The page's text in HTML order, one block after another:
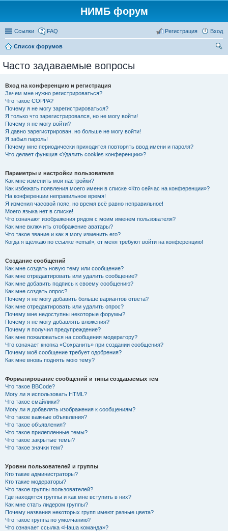
НИМБ форум
Ссылки FAQ Вход
Регистрация
Список форумов
Часто задаваемые вопросы
Вход на конференцию и регистрация
Зачем мне нужно регистрироваться?
Что такое COPPA?
Почему я не могу зарегистрироваться?
Я только что зарегистрировался, но не могу войти!
Почему я не могу войти?
Я давно зарегистрирован, но больше не могу войти!
Я забыл пароль!
Почему мне периодически приходится повторять ввод имени и пароля?
Что делает функция «Удалить cookies конференции»?
Параметры и настройки пользователя
Как мне изменить мои настройки?
Как избежать появления моего имени в списке «Кто сейчас на конференции»?
На конференции неправильное время!
Я изменил часовой пояс, но время всё равно неправильное!
Моего языка нет в списке!
Что означают изображения рядом с моим именем пользователя?
Как мне включить отображение аватары?
Что такое звание и как я могу изменить его?
Когда я щёлкаю по ссылке «email», от меня требуют войти на конференцию!
Создание сообщений
Как мне создать новую тему или сообщение?
Как мне отредактировать или удалить сообщение?
Как мне добавить подпись к своему сообщению?
Как мне создать опрос?
Почему я не могу добавить больше вариантов ответа?
Как мне отредактировать или удалить опрос?
Почему мне недоступны некоторые форумы?
Почему я не могу добавлять вложения?
Почему я получил предупреждение?
Как мне пожаловаться на сообщения модератору?
Что означает кнопка «Сохранить» при создании сообщения?
Почему моё сообщение требует одобрения?
Как мне вновь поднять мою тему?
Форматирование сообщений и типы создаваемых тем
Что такое BBCode?
Могу ли я использовать HTML?
Что такое смайлики?
Могу ли я добавлять изображения к сообщениям?
Что такое важные объявления?
Что такое объявления?
Что такое прилепленные темы?
Что такое закрытые темы?
Что такое значки тем?
Уровни пользователей и группы
Кто такие администраторы?
Кто такие модераторы?
Что такое группы пользователей?
Где находятся группы и как мне вступить в них?
Как мне стать лидером группы?
Почему названия некоторых групп имеют разные цвета?
Что такое группа по умолчанию?
Что означает ссылка «Наша команда»?